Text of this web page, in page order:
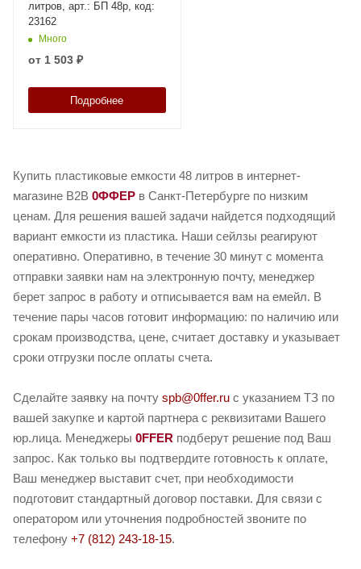
литров, арт.: БП 48р, код:
23162
Много
от 1 503 ₽
Подробнее
Купить пластиковые емкости 48 литров в интернет-
магазине B2B 0ФФЕР в Санкт-Петербурге по низким
ценам. Для решения вашей задачи найдется подходящий
вариант емкости из пластика. Наши сейлзы реагируют
оперативно. Оперативно, в течение 30 минут с момента
отправки заявки нам на электронную почту, менеджер
берет запрос в работу и отписывается вам на емейл. В
течение пары часов готовит информацию: по наличию или
срокам производства, цене, считает доставку и указывает
сроки отгрузки после оплаты счета.
Сделайте заявку на почту spb@0ffer.ru с указанием ТЗ по
вашей закупке и картой партнера с реквизитами Вашего
юр.лица. Менеджеры 0FFER подберут решение под Ваш
запрос. Как только вы подтвердите готовность к оплате,
Ваш менеджер выставит счет, при необходимости
подготовит стандартный договор поставки. Для связи с
оператором или уточнения подробностей звоните по
телефону +7 (812) 243-18-15.